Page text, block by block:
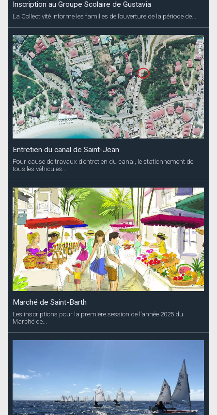
Inscription au Groupe Scolaire de Gustavia
La Collectivité informe les familles de l’ouverture de la période de...
Entretien du canal de Saint-Jean
Pour cause de travaux d’entretien du canal, le stationnement de
tous les véhicules...
Marché de Saint-Barth
Les inscriptions pour la première session de l’année 2025 du
Marché de...